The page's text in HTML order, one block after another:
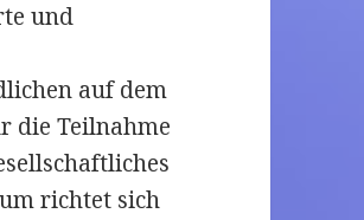
und
auf dem
die Teilnahme
richtet sich